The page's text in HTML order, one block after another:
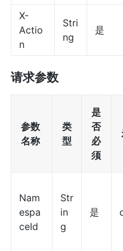
X-
Actio
n
Stri
ng
是
请求参数
参数
名称
类
型
是
否
必
须
Nam
espa
ceId
Str
in
g
是